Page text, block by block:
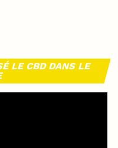
LE CBD DANS LE